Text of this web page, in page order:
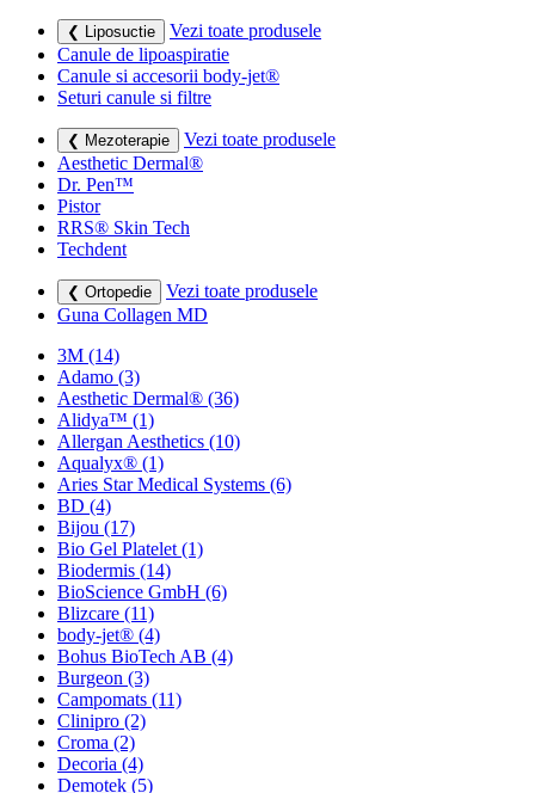
❮ Liposuctie
Vezi toate produsele
Canule de lipoaspiratie
Canule si accesorii body-jet®
Seturi canule si filtre
❮ Mezoterapie
Vezi toate produsele
Aesthetic Dermal®
Dr. Pen™
Pistor
RRS® Skin Tech
Techdent
❮ Ortopedie
Vezi toate produsele
Guna Collagen MD
3M (14)
Adamo (3)
Aesthetic Dermal® (36)
Alidya™ (1)
Allergan Aesthetics (10)
Aqualyx® (1)
Aries Star Medical Systems (6)
BD (4)
Bijou (17)
Bio Gel Platelet (1)
Biodermis (14)
BioScience GmbH (6)
Blizcare (11)
body-jet® (4)
Bohus BioTech AB (4)
Burgeon (3)
Campomats (11)
Clinipro (2)
Croma (2)
Decoria (4)
Demotek (5)